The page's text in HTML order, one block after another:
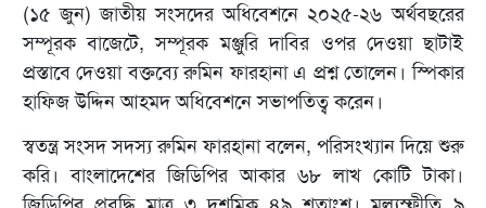
(১৫ জুন) জাতীয় সংসদের অধিবেশনে ২০২৫-২৬ অর্থবছরের
সম্পূরক বাজেটে, সম্পূরক মঞ্জুরি দাবির ওপর দেওয়া ছাটাই
প্রস্তাবে দেওয়া বক্তব‌্যে রুমিন ফারহানা এ প্রশ্ন তোলেন। স্পিকার
হাফিজ উদ্দিন আহমদ অধিবেশনে সভাপতিত্ব করেন।
স্বতন্ত্র সংসদ সদস‌্য রুমিন ফারহানা বলেন, পরিসংখ্যান দিয়ে শুরু
করি। বাংলাদেশের জিডিপির আকার ৬৮ লাখ কোটি টাকা।